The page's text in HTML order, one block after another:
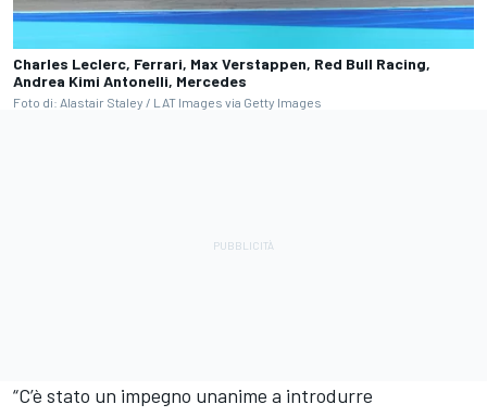
Charles Leclerc, Ferrari, Max Verstappen, Red Bull Racing,
Andrea Kimi Antonelli, Mercedes
Foto di: Alastair Staley / LAT Images via Getty Images
“C’è stato un impegno unanime a introdurre